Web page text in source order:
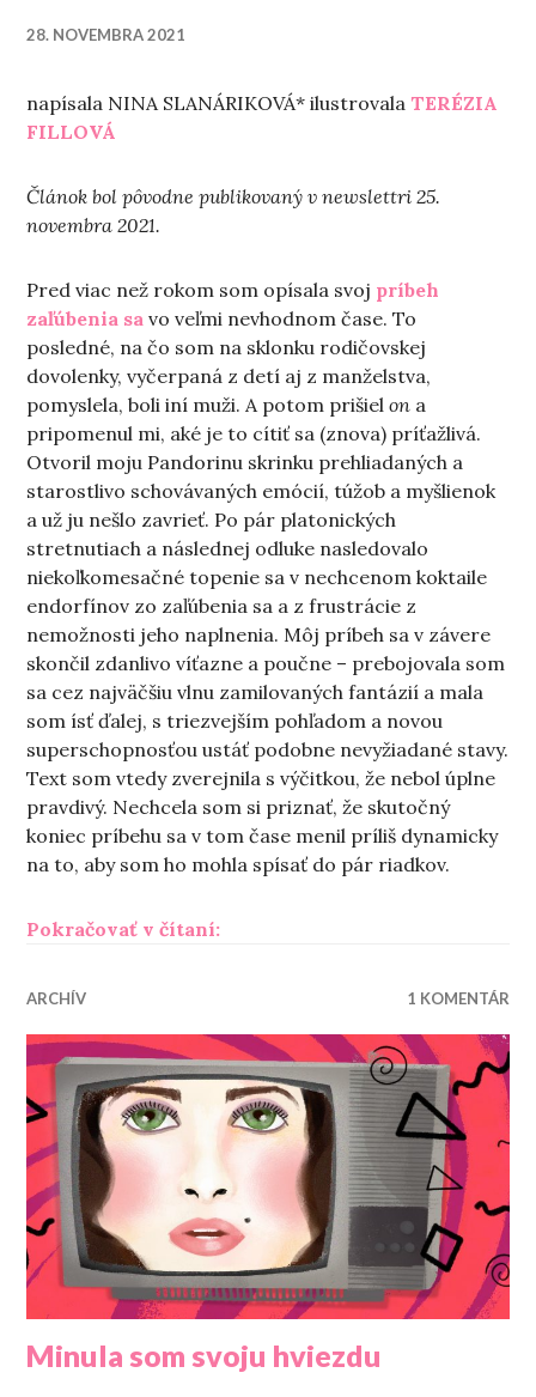
28. NOVEMBRA 2021
napísala NINA SLANÁRIKOVÁ* ilustrovala TERÉZIA
FILLOVÁ
Článok bol pôvodne publikovaný v newslettri 25.
novembra 2021.
Pred viac než rokom som opísala svoj príbeh
zaľúbenia sa vo veľmi nevhodnom čase. To
posledné, na čo som na sklonku rodičovskej
dovolenky, vyčerpaná z detí aj z manželstva,
pomyslela, boli iní muži. A potom prišielon a
pripomenul mi, aké je to cítiť sa (znova) príťažlivá.
Otvoril moju Pandorinu skrinku prehliadaných a
starostlivo schovávaných emócií, túžob a myšlienok
a už ju nešlo zavrieť. Po pár platonických
stretnutiach a následnej odluke nasledovalo
niekoľkomesačné topenie sa v nechcenom koktaile
endorfínov zo zaľúbenia sa a z frustrácie z
nemožnosti jeho naplnenia. Môj príbeh sa v závere
skončil zdanlivo víťazne a poučne – prebojovala som
sa cez najväčšiu vlnu zamilovaných fantázií a mala
som ísť ďalej, s triezvejším pohľadom a novou
superschopnosťou ustáť podobne nevyžiadané stavy.
Text som vtedy zverejnila s výčitkou, že nebol úplne
pravdivý. Nechcela som si priznať, že skutočný
koniec príbehu sa v tom čase menil príliš dynamicky
na to, aby som ho mohla spísať do pár riadkov.
Pokračovať v čítaní:„Vôbec nič sa medzi nami
ARCHÍV 1 KOMENTÁR
Minula som svoju hviezdu